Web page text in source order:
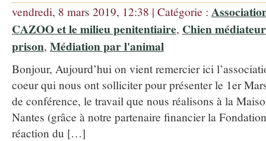
vendredi, 8 mars 2019, 12:38 | Catégorie :
CAZOO et le milieu penitentiaire, Chien médiateur
prison, Médiation par l'animal
Bonjour, Aujourd’hui on vient remercier ici
coeur qui nous ont solliciter pour présenter le 1er
de conférence, le travail que nous réalisons à la
Nantes (grâce à notre partenaire financier la
réaction du […]